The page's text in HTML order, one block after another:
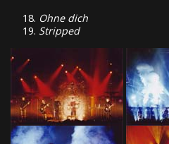
Ohne dich
Stripped